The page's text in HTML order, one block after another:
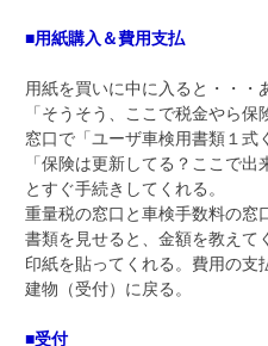
■用紙購入＆費用支払
用紙を買いに中に入ると・・・
「そうそう、ここで税金やら保
窓口で「ユーザ車検用書類１式
「保険は更新してる？ここで
とすぐ手続きしてくれる。
重量税の窓口と車検手数料の窓
書類を見せると、金額を教えて
印紙を貼ってくれる。費用の
建物（受付）に戻る。
■受付